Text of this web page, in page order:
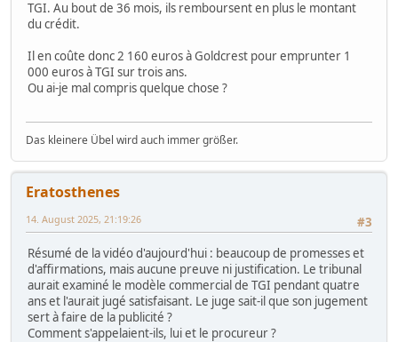
TGI. Au bout de 36 mois, ils remboursent en plus le montant
du crédit.
Il en coûte donc 2 160 euros à Goldcrest pour emprunter 1
000 euros à TGI sur trois ans.
Ou ai-je mal compris quelque chose ?
Das kleinere Übel wird auch immer größer.
Eratosthenes
#3
14. August 2025, 21:19:26
Résumé de la vidéo d'aujourd'hui : beaucoup de promesses et
d'affirmations, mais aucune preuve ni justification. Le tribunal
aurait examiné le modèle commercial de TGI pendant quatre
ans et l'aurait jugé satisfaisant. Le juge sait-il que son jugement
sert à faire de la publicité ?
Comment s'appelaient-ils, lui et le procureur ?